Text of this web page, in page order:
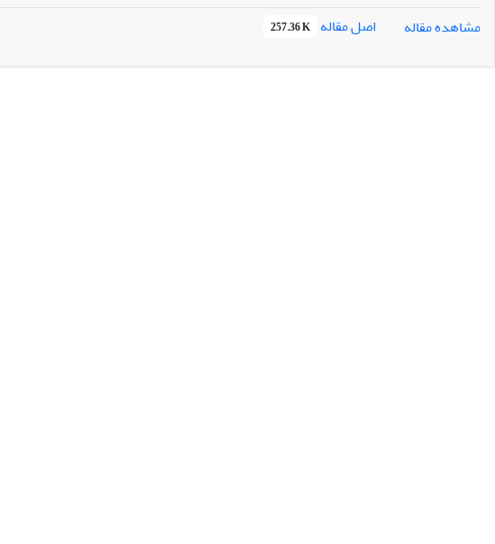
مشاهده مقاله
اصل مقاله 257.36 K